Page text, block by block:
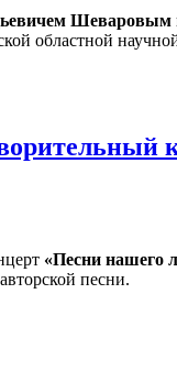
Шеваровым
областной
«Песни нашего
песни.